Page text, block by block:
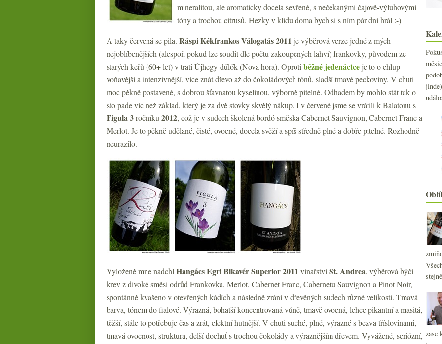
mineralitou, ale aromaticky docela sevřené, s nečekanými čajově-výluhovými
tóny a trochou citrusů. Hezky v klidu doma bych si s ním pár dní hrál :-)
A taky červená se pila. Ráspi Kékfrankos Válogatás 2011 jevýběrová verze jedné z mých
nejoblíbenějších (alespoň pokud lze soudit dle počtu zakoupených lahví) frankovky, původem ze
starých keřů (60+ let) v trati Újhegy-dűlők (Nová hora). Oproti běžné jedenáctce je to o chlup
voňavější a intenzivnější, více znát dřevo až do čokoládových tónů, sladší tmavé peckoviny. V chuti
moc pěkně postavené, s dobrou šťavnatou kyselinou, výborně pitelné. Odhadem by mohlo stát tak o
sto pade víc než základ, který je za dvě stovky skvělý nákup. I v červené jsme se vrátili k Balatonu s
Figula 3ročníku 2012, což je v sudech školená bordó směska Cabernet Sauvignon, Cabernet Franc a
Merlot. Je to pěkně udělané, čisté, ovocné, docela svěží a spíš středně plné a dobře pitelné. Rozhodně
neurazilo.
Vyloženě mne nadchl Hangács Egri Bikavér Superior 2011 vinařstvíSt. Andrea, výběrová býčí
krev z divoké směsi odrůd Frankovka, Merlot, Cabernet Franc, Cabernetu Sauvignon a Pinot Noir,
spontánně kvašeno v otevřených kádích a následně zrání v dřevěných sudech různé velikosti. Tmavá
barva, tónem do fialové. Výrazná, bohatší koncentrovaná vůně, tmavě ovocná, lehce pikantní a masitá,
těžší, stále to potřebuje čas a zrát, efektní hutnější. V chuti suché, plné, výrazné s bezva tříslovinami,
tmavá ovocnost, struktura, delší dochuť s trochou čokolády a výraznějším dřevem. Vyvážené, seriózní,
►
►
zase